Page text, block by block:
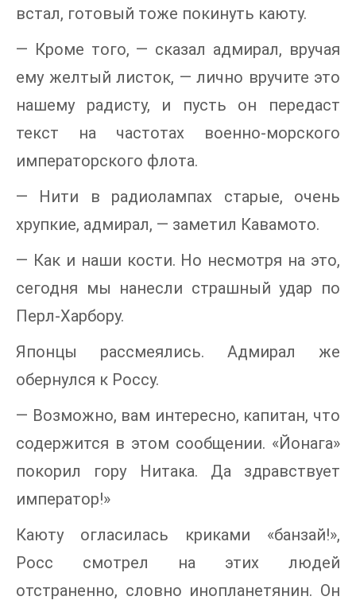
встал, готовый тоже покинуть каюту.
— Кроме того, — сказал адмирал, вручая
ему желтый листок, — лично вручите это
нашему радисту, и пусть он передаст
текст на частотах военно-морского
императорского флота.
— Нити в радиолампах старые, очень
хрупкие, адмирал, — заметил Кавамото.
— Как и наши кости. Но несмотря на это,
сегодня мы нанесли страшный удар по
Перл-Харбору.
Японцы рассмеялись. Адмирал же
обернулся к Россу.
— Возможно, вам интересно, капитан, что
содержится в этом сообщении. «Йонага»
покорил гору Нитака. Да здравствует
император!»
Каюту огласилась криками «банзай!»,
Росс смотрел на этих людей
отстраненно, словно инопланетянин. Он